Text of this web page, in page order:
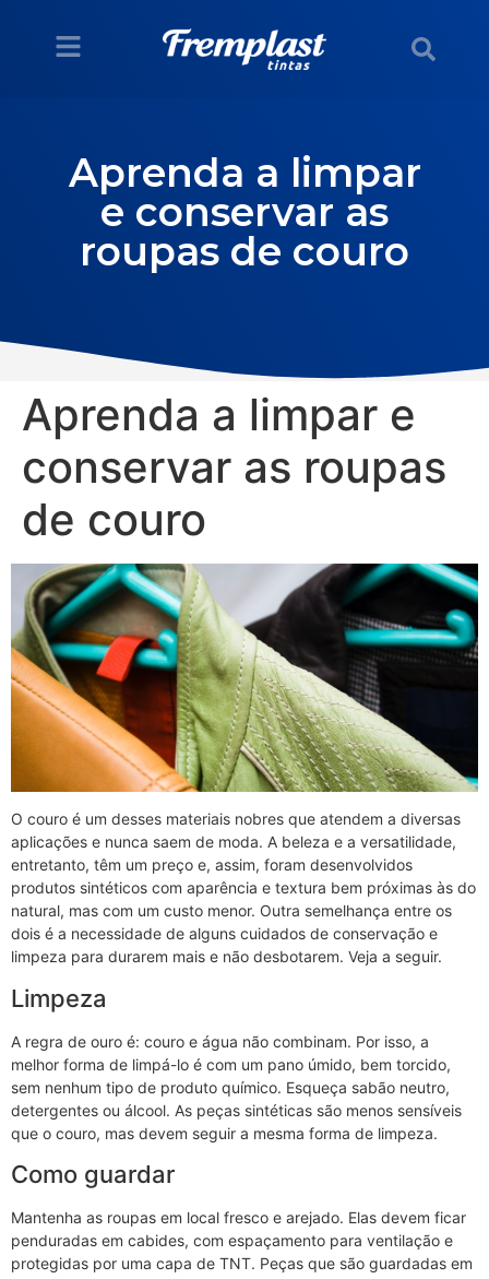
Aprenda a limpar
e conservar as
roupas de couro
Aprenda a limpar e
conservar as roupas
de couro
O couro é um desses materiais nobres que atendem a diversas
aplicações e nunca saem de moda. A beleza e a versatilidade,
entretanto, têm um preço e, assim, foram desenvolvidos
produtos sintéticos com aparência e textura bem próximas às do
natural, mas com um custo menor. Outra semelhança entre os
dois é a necessidade de alguns cuidados de conservação e
limpeza para durarem mais e não desbotarem. Veja a seguir.
Limpeza
A regra de ouro é: couro e água não combinam. Por isso, a
melhor forma de limpá-lo é com um pano úmido, bem torcido,
sem nenhum tipo de produto químico. Esqueça sabão neutro,
detergentes ou álcool. As peças sintéticas são menos sensíveis
que o couro, mas devem seguir a mesma forma de limpeza.
Como guardar
Mantenha as roupas em local fresco e arejado. Elas devem ficar
penduradas em cabides, com espaçamento para ventilação e
protegidas por uma capa de TNT. Peças que são guardadas em